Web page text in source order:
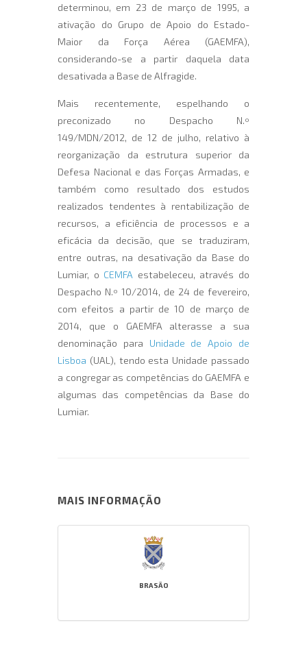
determinou, em 23 de março de 1995, a
ativação do Grupo de Apoio do Estado-
Maior da Força Aérea (GAEMFA),
considerando-se a partir daquela data
desativada a Base de Alfragide.
Mais recentemente, espelhando o
preconizado no Despacho N.º
149/MDN/2012, de 12 de julho, relativo à
reorganização da estrutura superior da
Defesa Nacional e das Forças Armadas, e
também como resultado dos estudos
realizados tendentes à rentabilização de
recursos, a eficiência de processos e a
eficácia da decisão, que se traduziram,
entre outras, na desativação da Base do
Lumiar, o CEMFA estabeleceu, através do
Despacho N.º 10/2014, de 24 de fevereiro,
com efeitos a partir de 10 de março de
2014, que o GAEMFA alterasse a sua
denominação para Unidade de Apoio de
Lisboa (UAL), tendo esta Unidade passado
a congregar as competências do GAEMFA e
algumas das competências da Base do
Lumiar.
MAIS INFORMAÇÃO
BRASÃO